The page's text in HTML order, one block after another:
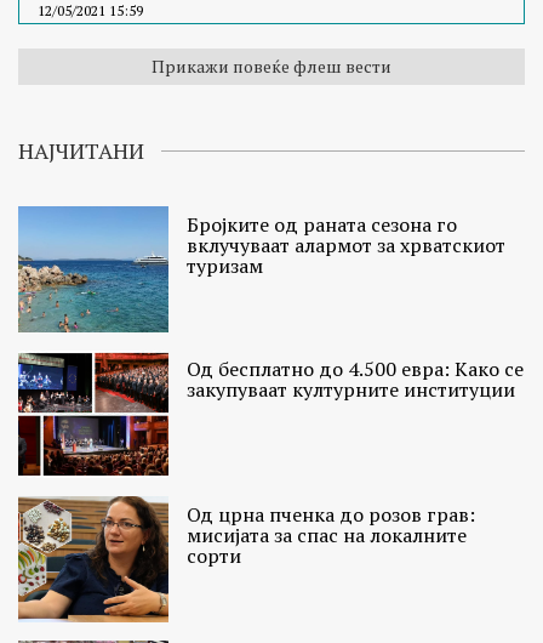
12/05/2021 15:59
Прикажи повеќе флеш вести
НАЈЧИТАНИ
Бројките од раната сезона го
вклучуваат алармот за хрватскиот
туризам
Од бесплатно до 4.500 евра: Како се
закупуваат културните институции
Од црна пченка до розов грав:
мисијата за спас на локалните
сорти